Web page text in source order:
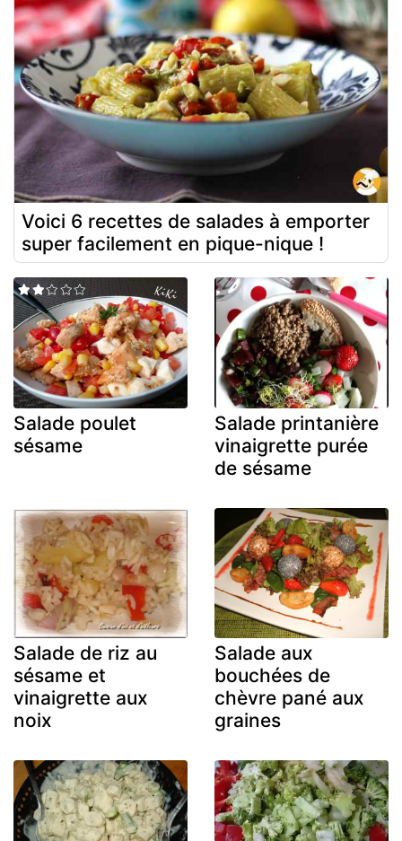
Voici 6 recettes de salades à emporter
super facilement en pique-nique !
Salade poulet
sésame
Salade printanière
vinaigrette purée
de sésame
Salade de riz au
sésame et
vinaigrette aux
noix
Salade aux
bouchées de
chèvre pané aux
graines